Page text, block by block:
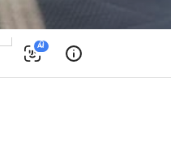
0
AI